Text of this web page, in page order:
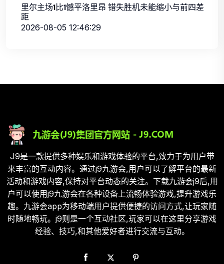
里尔主场1比1憾平洛里昂 错失胜机未能缩小与前四差
距
2026-08-05 12:46:29
J9是一款提供多种娱乐和游戏体验的平台,致力于为用户带
来丰富的互动内容。通过j9九游会,用户可以了解平台的最新
活动和游戏内容,保持对平台动态的关注。下载九游会j9后,用
户可以使用j9九游会在各种设备上流畅体验游戏,提升游戏乐
趣。九游会app为移动端用户提供便捷的访问方式,让玩家随
时随地畅玩。j9则是一个互动社区,玩家可以在这里分享游戏
经验、技巧,和其他爱好者进行交流与互动。